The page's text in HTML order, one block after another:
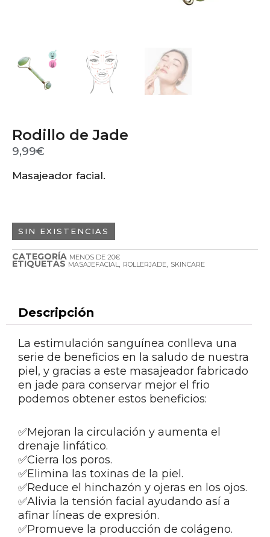
Rodillo de Jade
9,99€
Masajeador facial.
SIN EXISTENCIAS
CATEGORÍA MENOS DE 20€
ETIQUETAS MASAJEFACIAL , ROLLERJADE, SKINCARE
Descripción
La estimulación sanguínea conlleva una
serie de beneficios en la saludo de nuestra
piel, y gracias a este masajeador fabricado
en jade para conservar mejor el frio
podemos obtener estos beneficios:
✅Mejoran la circulación y aumenta el
drenaje linfático.
✅Cierra los poros.
✅Elimina las toxinas de la piel.
✅Reduce el hinchazón y ojeras en los ojos.
✅Alivia la tensión facial ayudando así a
afinar líneas de expresión.
✅Promueve la producción de colágeno.